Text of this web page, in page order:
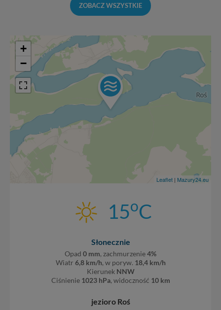
ZOBACZ WSZYSTKIE
+
−
Leaflet | Mazury24.eu
15oC
Słonecznie
Opad 0 mm, zachmurzenie4%
Wiatr 6,8 km/h, w poryw. 18,4 km/h
Kierunek NNW
Ciśnienie 1023 hPa, widoczność 10 km
jezioro Roś
skontaktować się za pośrednictwem tej
strony
zabronić ich przetwarzania. Pamiętaj jednak, że nie
zawsze jest możliwe techniczne zrealizowanie Twoich
praw w odniesieniu do informacji zawartych w plikach
cookies. Twoja przeglądarka umożliwia Ci skasowanie
tych plików - w pewnych przypadkach nie możemy tego
zrobić za Ciebie.
Dziękujemy, i życzmy miłego odkrywania Mazur na
nowo...